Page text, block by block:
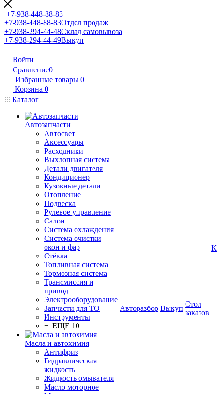
+7-938-448-88-83
+7-938-448-88-83Отдел продаж
+7-938-294-44-48Склад самовывоза
+7-938-294-44-49Выкуп
Войти
Сравнение0
Избранные товары 0
Корзина 0
Каталог
Автозапчасти
Автосвет
Аксессуары
Расходники
Выхлопная система
Детали двигателя
Кондиционер
Кузовные детали
Отопление
Подвеска
Рулевое управление
Салон
Система охлаждения
Система очистки
окон и фар
Стёкла
Топливная система
Тормозная система
Трансмиссия и
привод
Электрооборудование
Запчасти для ТО
Инструменты
+ ЕЩЕ 10
Масла и автохимия
Антифриз
Гидравлическая
жидкость
Жидкость омывателя
Масло моторное
Авторазбор Выкуп
Стол
заказов